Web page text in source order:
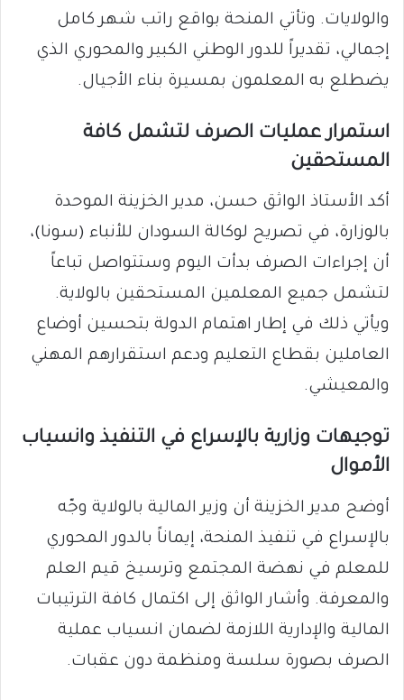
والولايات. وتأتي المنحة بواقع راتب شهر كامل
إجمالي، تقديراً للدور الوطني الكبير والمحوري الذي
يضطلع به المعلمون بمسيرة بناء الأجيال.
​استمرار عمليات الصرف لتشمل كافة
المستحقين
​أكد الأستاذ الواثق حسن، مدير الخزينة الموحدة
بالوزارة، في تصريح لوكالة السودان للأنباء (سونا)،
أن إجراءات الصرف بدأت اليوم وستتواصل تباعاً
لتشمل جميع المعلمين المستحقين بالولاية.
ويأتي ذلك في إطار اهتمام الدولة بتحسين أوضاع
العاملين بقطاع التعليم ودعم استقرارهم المهني
والمعيشي.
​توجيهات وزارية بالإسراع في التنفيذ وانسياب
الأموال
​أوضح مدير الخزينة أن وزير المالية بالولاية وجّه
بالإسراع في تنفيذ المنحة، إيماناً بالدور المحوري
للمعلم في نهضة المجتمع وترسيخ قيم العلم
والمعرفة. وأشار الواثق إلى اكتمال كافة الترتيبات
المالية والإدارية اللازمة لضمان انسياب عملية
الصرف بصورة سلسة ومنظمة دون عقبات.